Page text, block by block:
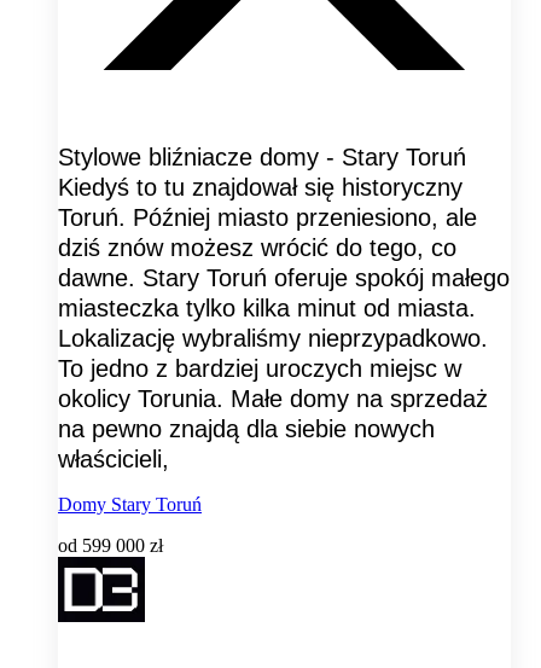
Stylowe bliźniacze domy - Stary Toruń
Kiedyś to tu znajdował się historyczny
Toruń. Później miasto przeniesiono, ale
dziś znów możesz wrócić do tego, co
dawne. Stary Toruń oferuje spokój małego
miasteczka tylko kilka minut od miasta.
Lokalizację wybraliśmy nieprzypadkowo.
To jedno z bardziej uroczych miejsc w
okolicy Torunia. Małe domy na sprzedaż
na pewno znajdą dla siebie nowych
właścicieli,
Domy Stary Toruń
od 599 000 zł